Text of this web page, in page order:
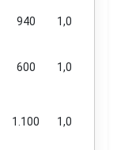
940 1,0
600 1,0
1.100 1,0